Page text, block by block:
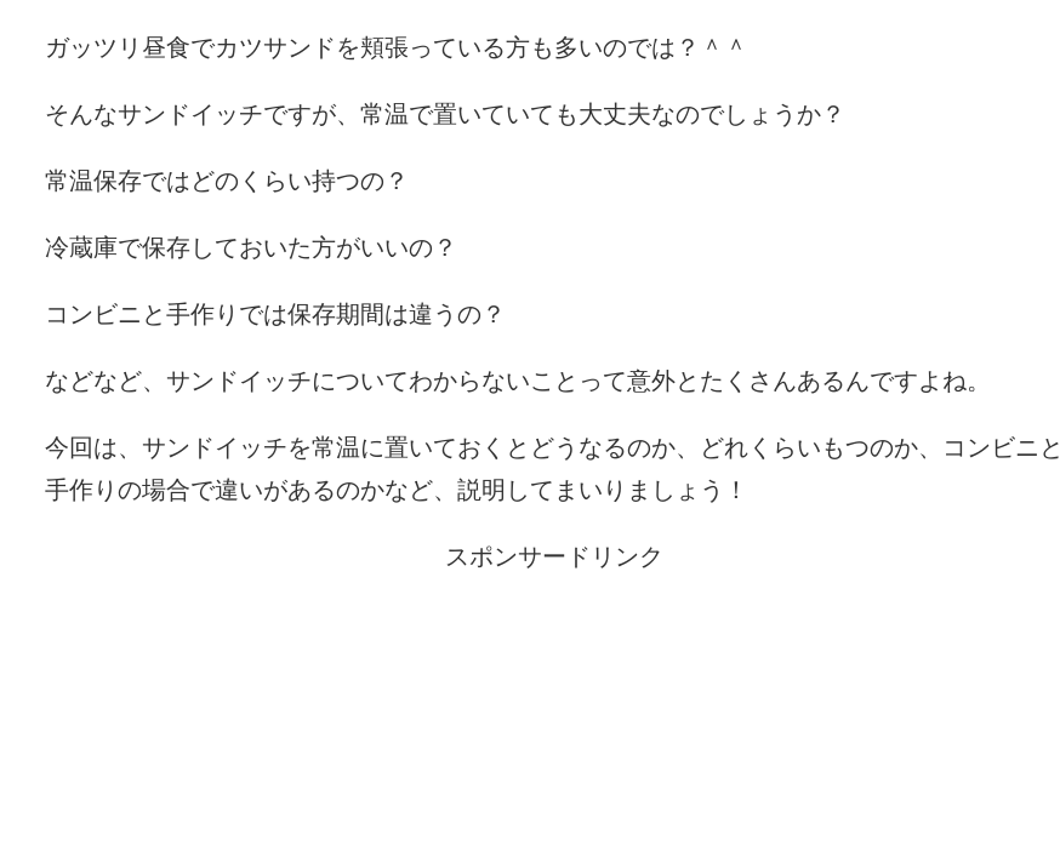
ガッツリ昼食でカツサンドを頬張っている方も多いのでは？＾＾
そんなサンドイッチですが、常温で置いていても大丈夫なのでしょうか？
常温保存ではどのくらい持つの？
冷蔵庫で保存しておいた方がいいの？
コンビニと手作りでは保存期間は違うの？
などなど、サンドイッチについてわからないことって意外とたくさんあるんですよね。
今回は、サンドイッチを常温に置いておくとどうなるのか、どれくらいもつのか、コンビニと
手作りの場合で違いがあるのかなど、説明してまいりましょう！
スポンサードリンク